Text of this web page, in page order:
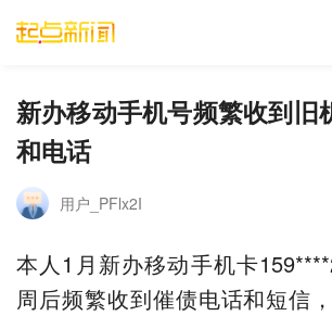
新办移动手机号频繁收到旧
和电话
用户_PFlx2I
本人1月新办移动手机卡
周后频繁收到催债电话和短信